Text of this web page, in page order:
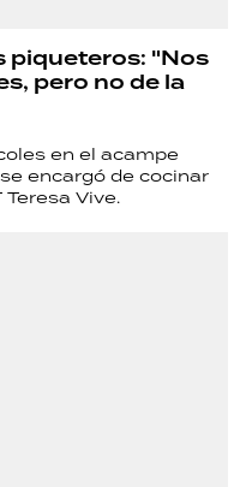
piqueteros: "Nos
pero no de la
en el acampe
encargó de cocinar
Vive.